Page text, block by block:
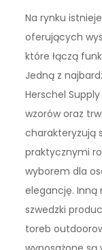
Na rynku
oferujących
które łączą
Jedną z
Herschel
wzorów oraz
charakteryzują
praktycznymi
wyborem dla
elegancję. Inną
szwedzki
toreb